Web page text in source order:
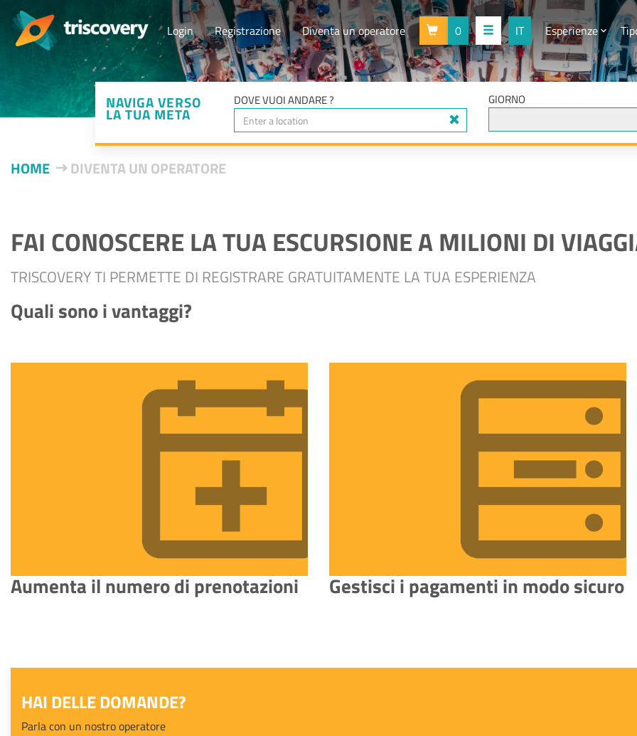
Esperienze
Login Registrazione Diventa un operatore 0 IT
NAVIGA VERSO
LA TUA META
DOVE VUOI ANDARE ? GIORNO
HOME DIVENTA UN OPERATORE
FAI CONOSCERE LA TUA ESCURSIONE A MILIONI DI
TRISCOVERY TI PERMETTE DI REGISTRARE GRATUITAMENTE LA TUA ESPERIENZA
Quali sono i vantaggi?
Aumenta il numero di prenotazioni Gestisci i pagamenti in modo sicuro
HAI DELLE DOMANDE?
Parla con un nostro operatore